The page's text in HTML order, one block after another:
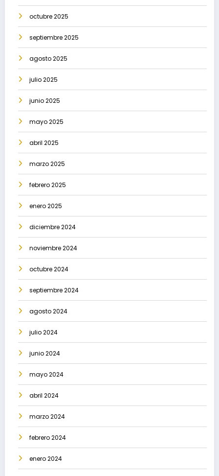
octubre 2025
septiembre 2025
agosto 2025
julio 2025
junio 2025
mayo 2025
abril 2025
marzo 2025
febrero 2025
enero 2025
diciembre 2024
noviembre 2024
octubre 2024
septiembre 2024
agosto 2024
julio 2024
junio 2024
mayo 2024
abril 2024
marzo 2024
febrero 2024
enero 2024